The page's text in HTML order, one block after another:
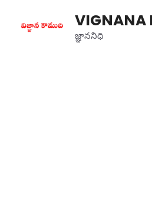
content
VIGNANA
జ్ఞాననిధి